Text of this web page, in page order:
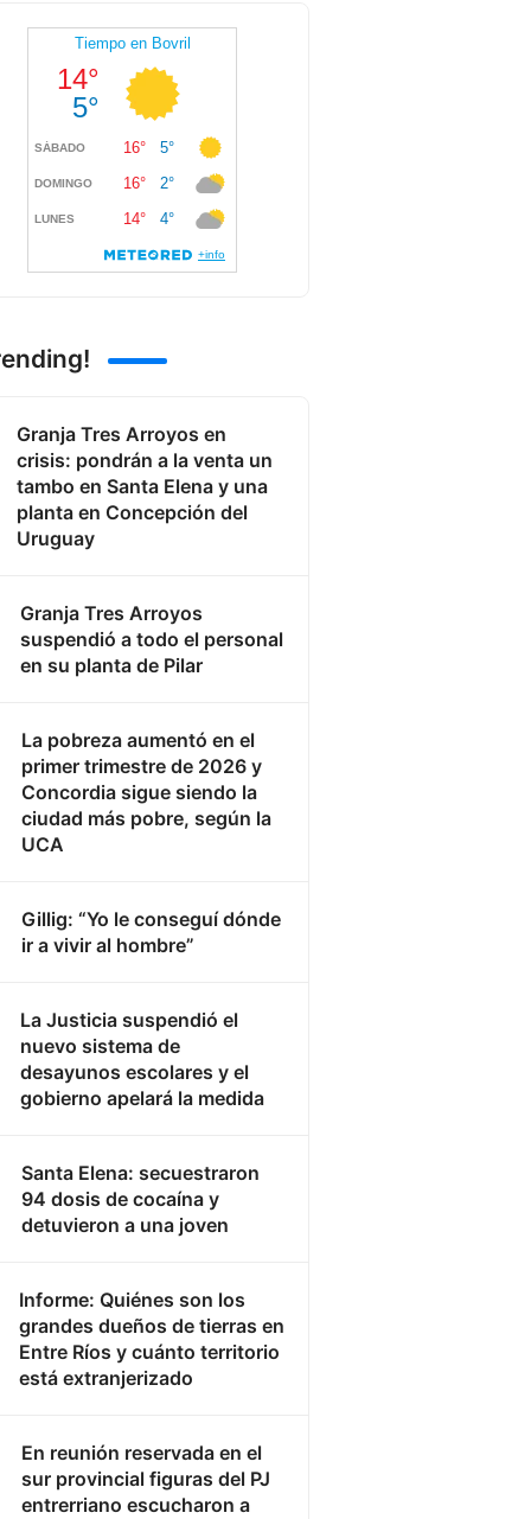
Granja Tres Arroyos en
crisis: pondrán a la venta un
tambo en Santa Elena y una
planta en Concepción del
Uruguay
Granja Tres Arroyos
suspendió a todo el personal
en su planta de Pilar
La pobreza aumentó en el
primer trimestre de 2026 y
Concordia sigue siendo la
ciudad más pobre, según la
UCA
Gillig: “Yo le conseguí dónde
ir a vivir al hombre”
La Justicia suspendió el
nuevo sistema de
desayunos escolares y el
gobierno apelará la medida
Santa Elena: secuestraron
94 dosis de cocaína y
detuvieron a una joven
Informe: Quiénes son los
grandes dueños de tierras en
Entre Ríos y cuánto territorio
está extranjerizado
En reunión reservada en el
sur provincial figuras del PJ
entrerriano escucharon a